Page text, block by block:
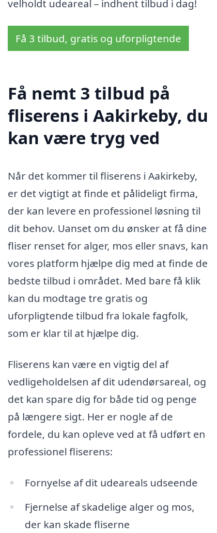
velholdt udeareal – indhent tilbud i dag!
Få 3 tilbud, gratis og uforpligtende
Få nemt 3 tilbud på
fliserens i Aakirkeby, du
kan være tryg ved
Når det kommer til fliserens i Aakirkeby,
er det vigtigt at finde et pålideligt firma,
der kan levere en professionel løsning til
dit behov. Uanset om du ønsker at få dine
fliser renset for alger, mos eller snavs, kan
vores platform hjælpe dig med at finde de
bedste tilbud i området. Med bare få klik
kan du modtage tre gratis og
uforpligtende tilbud fra lokale fagfolk,
som er klar til at hjælpe dig.
Fliserens kan være en vigtig del af
vedligeholdelsen af dit udendørsareal, og
det kan spare dig for både tid og penge
på længere sigt. Her er nogle af de
fordele, du kan opleve ved at få udført en
professionel fliserens:
Fornyelse af dit udeareals udseende
Fjernelse af skadelige alger og mos,
der kan skade fliserne